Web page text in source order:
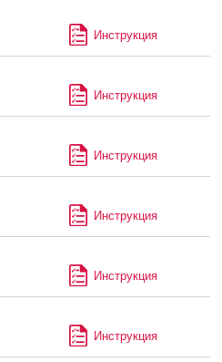
Инструкция
Инструкция
Инструкция
Инструкция
Инструкция
Инструкция